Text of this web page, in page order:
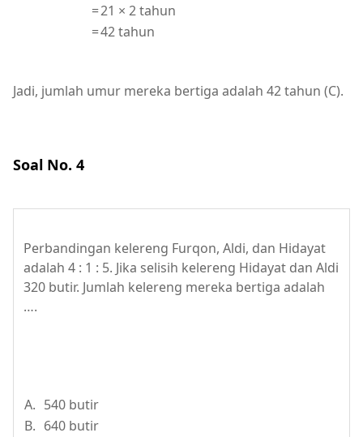
=21 × 2 tahun
=42 tahun
Jadi, jumlah umur mereka bertiga adalah 42 tahun (C).
Soal No. 4
Perbandingan kelereng Furqon, Aldi, dan Hidayat
adalah 4 : 1 : 5. Jika selisih kelereng Hidayat dan Aldi
320 butir. Jumlah kelereng mereka bertiga adalah
….
A. 540 butir
B. 640 butir